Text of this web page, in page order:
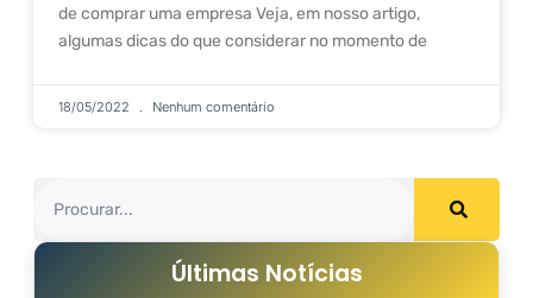
de comprar uma empresa Veja, em nosso artigo,
algumas dicas do que considerar no momento de
18/05/2022 Nenhum comentário
Últimas Notícias